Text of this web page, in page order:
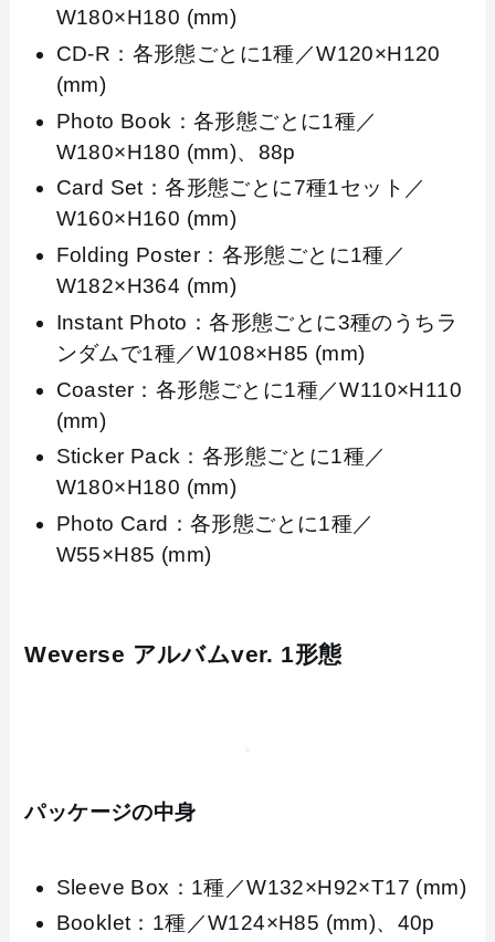
W180×H180 (mm)
CD-R：各形態ごとに1種／W120×H120
(mm)
Photo Book：各形態ごとに1種／
W180×H180 (mm)、88p
Card Set：各形態ごとに7種1セット／
W160×H160 (mm)
Folding Poster：各形態ごとに1種／
W182×H364 (mm)
Instant Photo：各形態ごとに3種のうちラ
ンダムで1種／W108×H85 (mm)
Coaster：各形態ごとに1種／W110×H110
(mm)
Sticker Pack：各形態ごとに1種／
W180×H180 (mm)
Photo Card：各形態ごとに1種／
W55×H85 (mm)
Weverse アルバムver. 1形態
パッケージの中身
Sleeve Box：1種／W132×H92×T17 (mm)
Booklet：1種／W124×H85 (mm)、40p